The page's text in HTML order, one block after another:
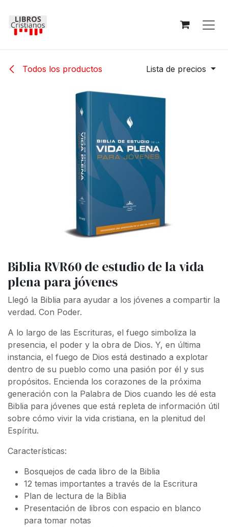
Todos los productos Lista de precios
Biblia RVR60 de estudio de la vida
plena para jóvenes
Llegó la Biblia para ayudar a los jóvenes a compartir la
verdad. Con Poder.
A lo largo de las Escrituras, el fuego simboliza la
presencia, el poder y la obra de Dios. Y, en última
instancia, el fuego de Dios está destinado a explotar
dentro de su pueblo como una pasión por él y sus
propósitos. Encienda los corazones de la próxima
generación con la Palabra de Dios cuando les dé esta
Biblia para jóvenes que está repleta de información útil
sobre cómo vivir la vida cristiana, en la plenitud del
Espíritu.
Características:
Bosquejos de cada libro de la Biblia
12 temas importantes a través de la Escritura
Plan de lectura de la Biblia
Presentación de libros con espacio en blanco
para tomar notas